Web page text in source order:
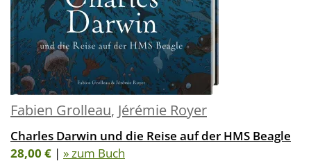
Fabien Grolleau, Jérémie Royer
Charles Darwin und die Reise auf der HMS Beagle
28,00 € | » zum Buch